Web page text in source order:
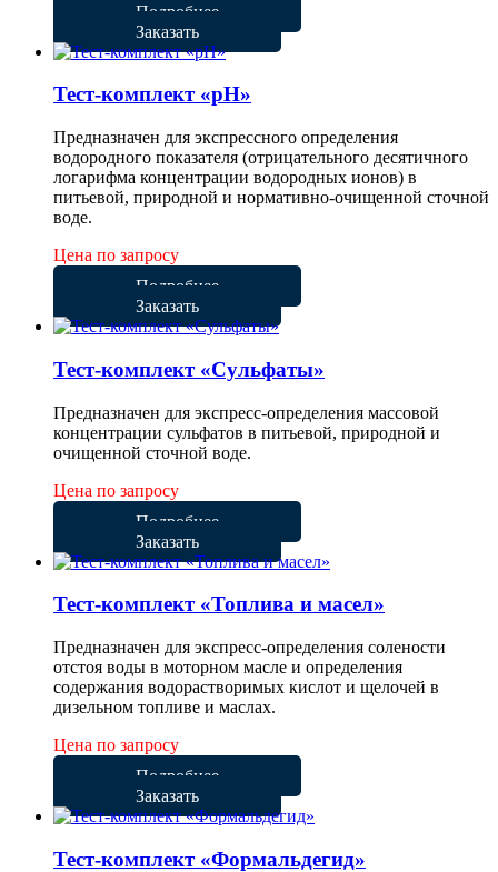
Подробнее
Заказать
Тест-комплект «рН»
Предназначен для экспрессного определения
водородного показателя (отрицательного десятичного
логарифма концентрации водородных ионов) в
питьевой, природной и нормативно-очищенной сточной
воде.
Цена по запросу
Подробнее
Заказать
Тест-комплект «Сульфаты»
Предназначен для экспресс-определения массовой
концентрации сульфатов в питьевой, природной и
очищенной сточной воде.
Цена по запросу
Подробнее
Заказать
Тест-комплект «Топлива и масел»
Предназначен для экспресс-определения солености
отстоя воды в моторном масле и определения
содержания водорастворимых кислот и щелочей в
дизельном топливе и маслах.
Цена по запросу
Подробнее
Заказать
Тест-комплект «Формальдегид»